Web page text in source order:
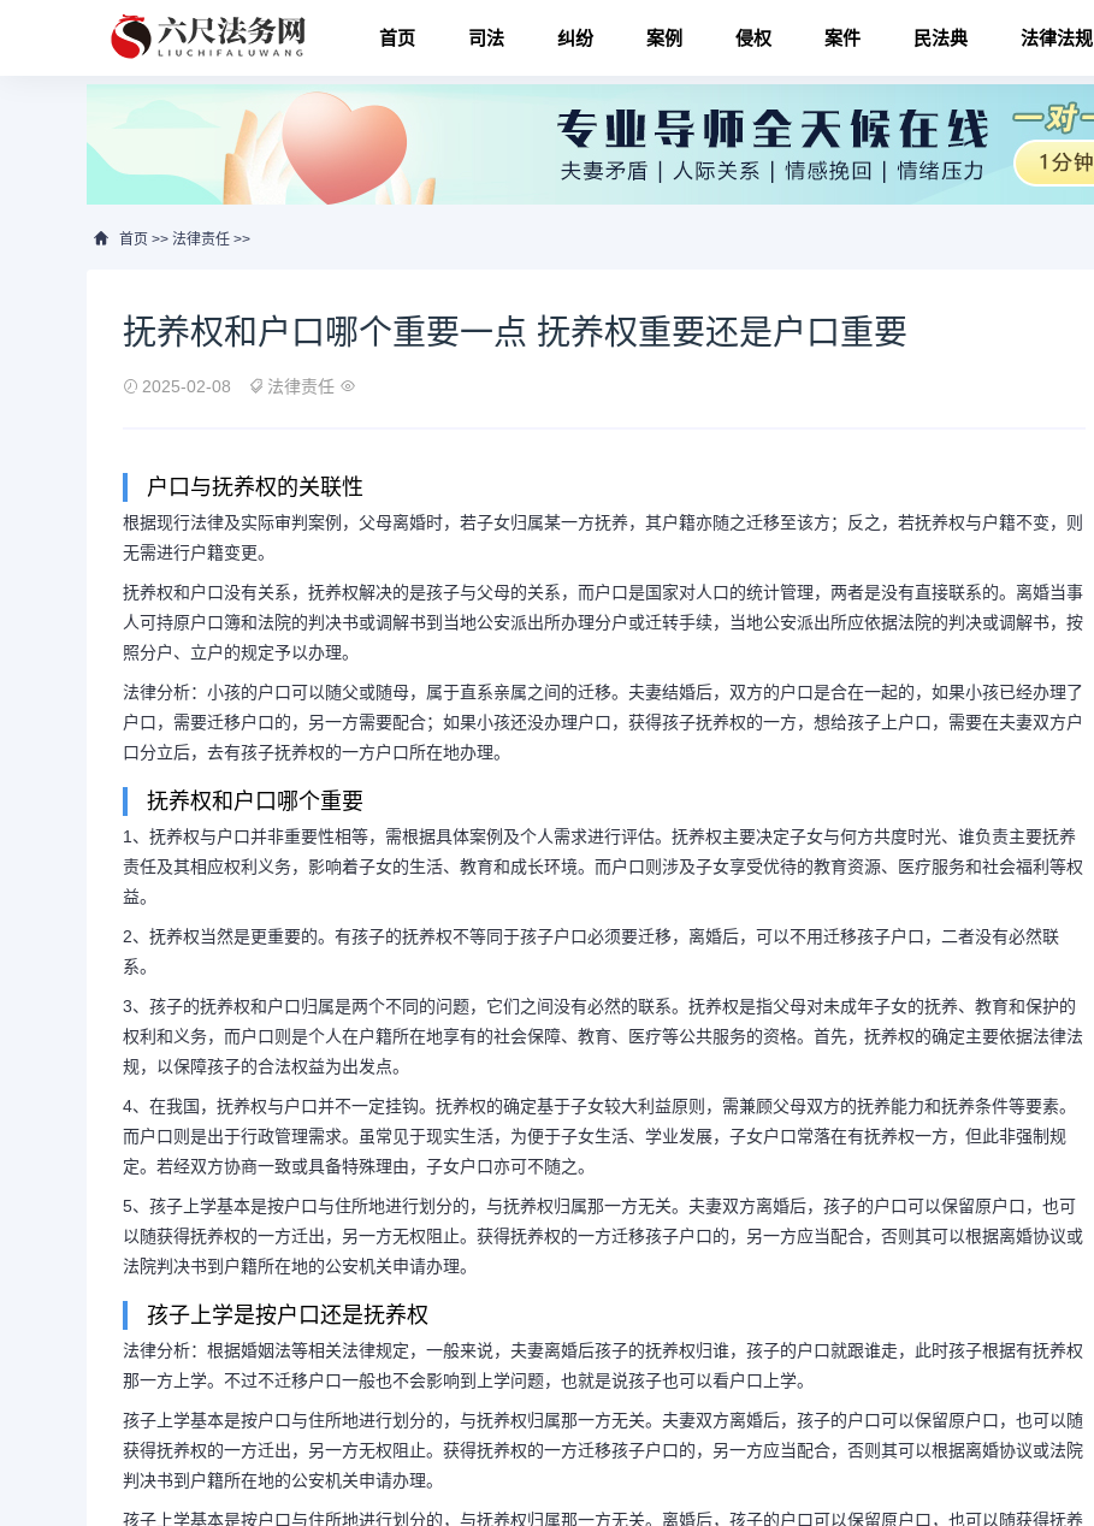
首页 司法 纠纷 案例 侵权 案件 民法典 法律法规
首页 >> 法律责任 >>
抚养权和户口哪个重要一点 抚养权重要还是户口重要
2025-02-08 法律责任
户口与抚养权的关联性
根据现行法律及实际审判案例，父母离婚时，若子女归属某一方抚养，其户籍亦随之迁移至该方；反之，若抚养权与户籍不变，则
无需进行户籍变更。
抚养权和户口没有关系，抚养权解决的是孩子与父母的关系，而户口是国家对人口的统计管理，两者是没有直接联系的。离婚当事
人可持原户口簿和法院的判决书或调解书到当地公安派出所办理分户或迁转手续，当地公安派出所应依据法院的判决或调解书，按
照分户、立户的规定予以办理。
法律分析：小孩的户口可以随父或随母，属于直系亲属之间的迁移。夫妻结婚后，双方的户口是合在一起的，如果小孩已经办理了
户口，需要迁移户口的，另一方需要配合；如果小孩还没办理户口，获得孩子抚养权的一方，想给孩子上户口，需要在夫妻双方户
口分立后，去有孩子抚养权的一方户口所在地办理。
抚养权和户口哪个重要
1、抚养权与户口并非重要性相等，需根据具体案例及个人需求进行评估。抚养权主要决定子女与何方共度时光、谁负责主要抚养
责任及其相应权利义务，影响着子女的生活、教育和成长环境。而户口则涉及子女享受优待的教育资源、医疗服务和社会福利等权
益。
2、抚养权当然是更重要的。有孩子的抚养权不等同于孩子户口必须要迁移，离婚后，可以不用迁移孩子户口，二者没有必然联
系。
3、孩子的抚养权和户口归属是两个不同的问题，它们之间没有必然的联系。抚养权是指父母对未成年子女的抚养、教育和保护的
权利和义务，而户口则是个人在户籍所在地享有的社会保障、教育、医疗等公共服务的资格。首先，抚养权的确定主要依据法律法
规，以保障孩子的合法权益为出发点。
4、在我国，抚养权与户口并不一定挂钩。抚养权的确定基于子女较大利益原则，需兼顾父母双方的抚养能力和抚养条件等要素。
而户口则是出于行政管理需求。虽常见于现实生活，为便于子女生活、学业发展，子女户口常落在有抚养权一方，但此非强制规
定。若经双方协商一致或具备特殊理由，子女户口亦可不随之。
5、孩子上学基本是按户口与住所地进行划分的，与抚养权归属那一方无关。夫妻双方离婚后，孩子的户口可以保留原户口，也可
以随获得抚养权的一方迁出，另一方无权阻止。获得抚养权的一方迁移孩子户口的，另一方应当配合，否则其可以根据离婚协议或
法院判决书到户籍所在地的公安机关申请办理。
孩子上学是按户口还是抚养权
法律分析：根据婚姻法等相关法律规定，一般来说，夫妻离婚后孩子的抚养权归谁，孩子的户口就跟谁走，此时孩子根据有抚养权
那一方上学。不过不迁移户口一般也不会影响到上学问题，也就是说孩子也可以看户口上学。
孩子上学基本是按户口与住所地进行划分的，与抚养权归属那一方无关。夫妻双方离婚后，孩子的户口可以保留原户口，也可以随
获得抚养权的一方迁出，另一方无权阻止。获得抚养权的一方迁移孩子户口的，另一方应当配合，否则其可以根据离婚协议或法院
判决书到户籍所在地的公安机关申请办理。
孩子上学基本是按户口与住所地进行划分的，与抚养权归属那一方无关。离婚后，孩子的户口可以保留原户口，也可以随获得抚养
抚养权和户口哪个重要一点 抚养权重要
还是户口重要
根据现行法律及实际审判案例，父母离婚时，若子女归
属某一方抚养，其户籍亦随之迁移至该方；反之，若抚养权
与户籍不变，则无需进行户籍变更。
长按图片识别二维码阅读更多